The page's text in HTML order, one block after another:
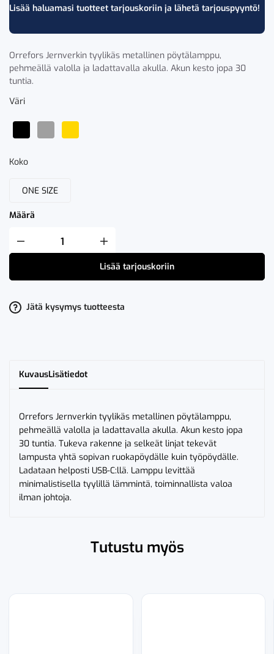
Lisää haluamasi tuotteet tarjouskoriin ja lähetä tarjouspyyntö!
Orrefors Jernverkin tyylikäs metallinen pöytälamppu,
pehmeällä valolla ja ladattavalla akulla. Akun kesto jopa 30
tuntia.
Väri
Koko
ONE SIZE
Määrä
Orrefors
Jernverk
akulla
Lisää tarjouskoriin
Jätä kysymys tuotteesta
KuvausLisätiedot
Orrefors Jernverkin tyylikäs metallinen pöytälamppu,
pehmeällä valolla ja ladattavalla akulla. Akun kesto jopa
30 tuntia. Tukeva rakenne ja selkeät linjat tekevät
lampusta yhtä sopivan ruokapöydälle kuin työpöydälle.
Ladataan helposti USB-C:llä. Lamppu levittää
minimalistisella tyylillä lämmintä, toiminnallista valoa
ilman johtoja.
Tutustu myös